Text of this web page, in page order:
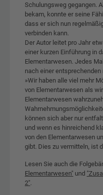
Schulungsweg gegangen.
bekam, konnte er seine
dass er sich nun
verbinden kann.
Der Autor leitet pro Jahr
einer kurzen Einführung in
Elementarwesen. Jedes
nach einer
»Wir haben alle viel mehr
von Elementarwesen als
Elementarwesen
können sich aber nur
und wenn es hinreichend
von den Elementarwesen
gibt. Dies zu vermitteln, ist
Lesen Sie auch die
Elementarwesen" und
2".